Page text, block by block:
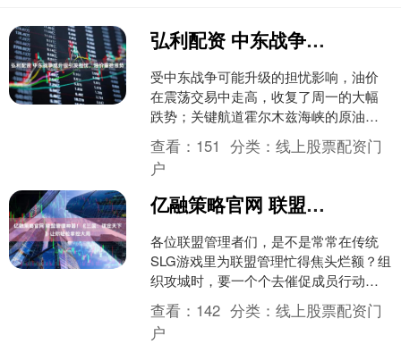
弘利配资 中东战争或升级引发担忧，油价重拾涨势
受中东战争可能升级的担忧影响，油价
在震荡交易中走高，收复了周一的大幅
跌势；关键航道霍尔木兹海峡的原油流
向全球市场的通道仍处于中断状态。 布
伦特原油价格攀升至每桶....
查看： 151 分类：线上股票配资门
户
亿融策略官网 联盟管理神器！《三国：谋定天下》让你轻松掌控大局
各位联盟管理者们，是不是常常在传统
SLG游戏里为联盟管理忙得焦头烂额？组
织攻城时，要一个个去催促成员行动，
协调土地资源时，成员间的纠纷不断，
让人头疼不已。不过别....
查看： 142 分类：线上股票配资门
户